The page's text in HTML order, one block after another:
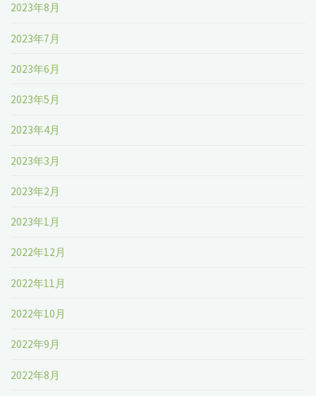
2023年8月
2023年7月
2023年6月
2023年5月
2023年4月
2023年3月
2023年2月
2023年1月
2022年12月
2022年11月
2022年10月
2022年9月
2022年8月